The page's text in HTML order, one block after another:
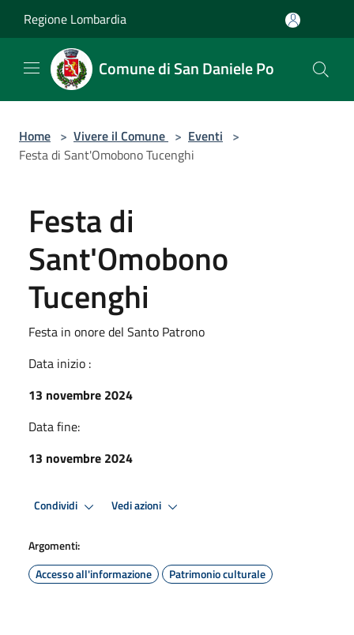
Regione Lombardia
Comune di San Daniele Po
Home > Vivere il Comune > Eventi >
Festa di Sant'Omobono Tucenghi
Festa di
Sant'Omobono
Tucenghi
Festa in onore del Santo Patrono
Data inizio :
13 novembre 2024
Data fine:
13 novembre 2024
Condividi Vedi azioni
Argomenti:
Accesso all'informazione
Patrimonio culturale